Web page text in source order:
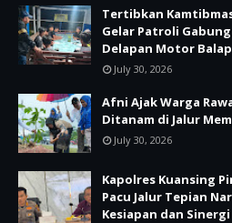
Tertibkan
Gelar Patroli
Delapan Motor
July 30, 2026
Afni Ajak Warga
Ditanam di Jalur
July 30, 2026
Kapolres Kuansing
Pacu Jalur Tepian
Kesiapan dan Sinergi